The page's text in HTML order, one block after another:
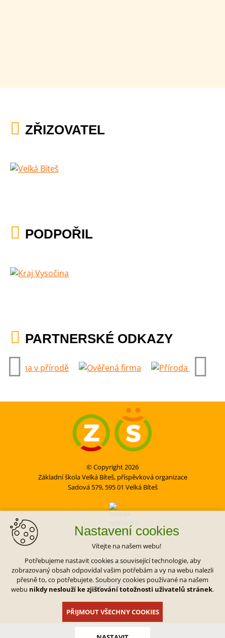
ZŘIZOVATEL
PODPOŘIL
PARTNERSKÉ ODKAZY
© Copyright 2026
Základní škola Velká Bíteš, příspěvková organizace
Sadová 579, 595 01 Velká Bíteš
VYTVOŘIL XART.CZ
Mapa webu
Nastavení cookies
Vítejte na našem webu!
Potřebujeme nastavit cookies a související technologie, aby
zobrazovaný obsah odpovídal vašim potřebám a vy na webu nalezli
přesně to, co potřebujete. Soubory cookies používané na našem
webu nikdy neslouží ke zjišťování totožnosti uživatelů stránek.
PŘIJMOUT VŠECHNY COOKIES